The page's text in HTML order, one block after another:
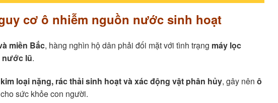
cơ ô nhiễm nguồn nước sinh hoạt
miền Bắc, hàng nghìn hộ dân phải đối mặt với tình trạng máy lọc
nước lũ.
loại nặng, rác thải sinh hoạt và xác động vật phân hủy, gây nên ô
sức khỏe con người.